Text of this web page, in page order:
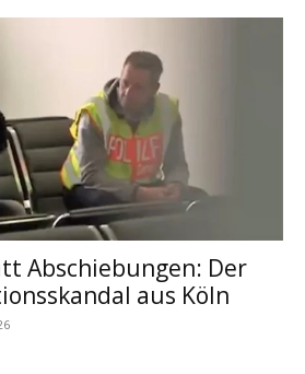
Abschiebungen: Der
aus Köln